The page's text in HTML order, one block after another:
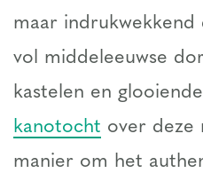
maar indrukwekkend
vol middeleeuwse
kastelen en
kanotocht over deze
manier om het